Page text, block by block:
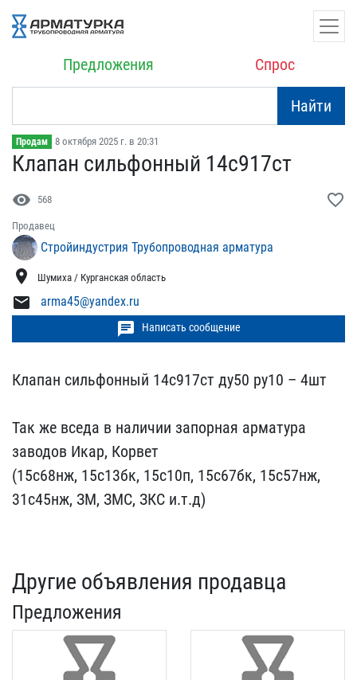
Предложения Спрос
Найти
Продам 8 октября 2025 г. в 20:31
Клапан сильфонный 14с917​ст
visibility 568 favorite_border
Продавец
Стройиндустрия Трубопроводная арматура
location_on Шумиха / Курганская область
mail arma45@yandex.ru
chat Написать сообщение
Клапан сильфонный 14с917​ст ду50 ру10 – 4шт
Так ​же вседа в наличии запор​ная арматура
заводов Ика​р, Корвет
(15с68нж, 15с1​3бк, 15с10п, 15с67бк, 15​с57нж,
31с45нж, ЗМ, ЗМС,​ ЗКС и.т.д)
Другие объявления продавца
Предложения